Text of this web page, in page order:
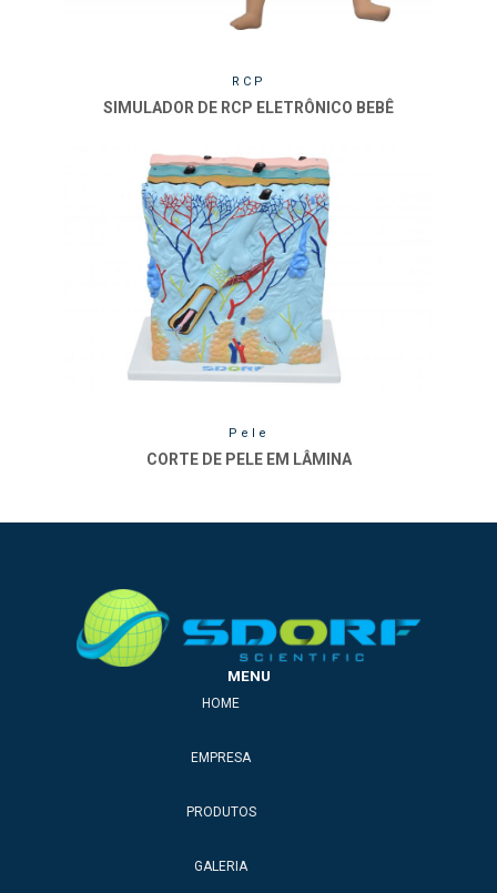
RCP
SIMULADOR DE RCP ELETRÔNICO BEBÊ
Pele
CORTE DE PELE EM LÂMINA
MENU
HOME
EMPRESA
PRODUTOS
GALERIA